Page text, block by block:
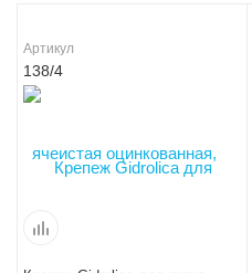
Артикул
138/4